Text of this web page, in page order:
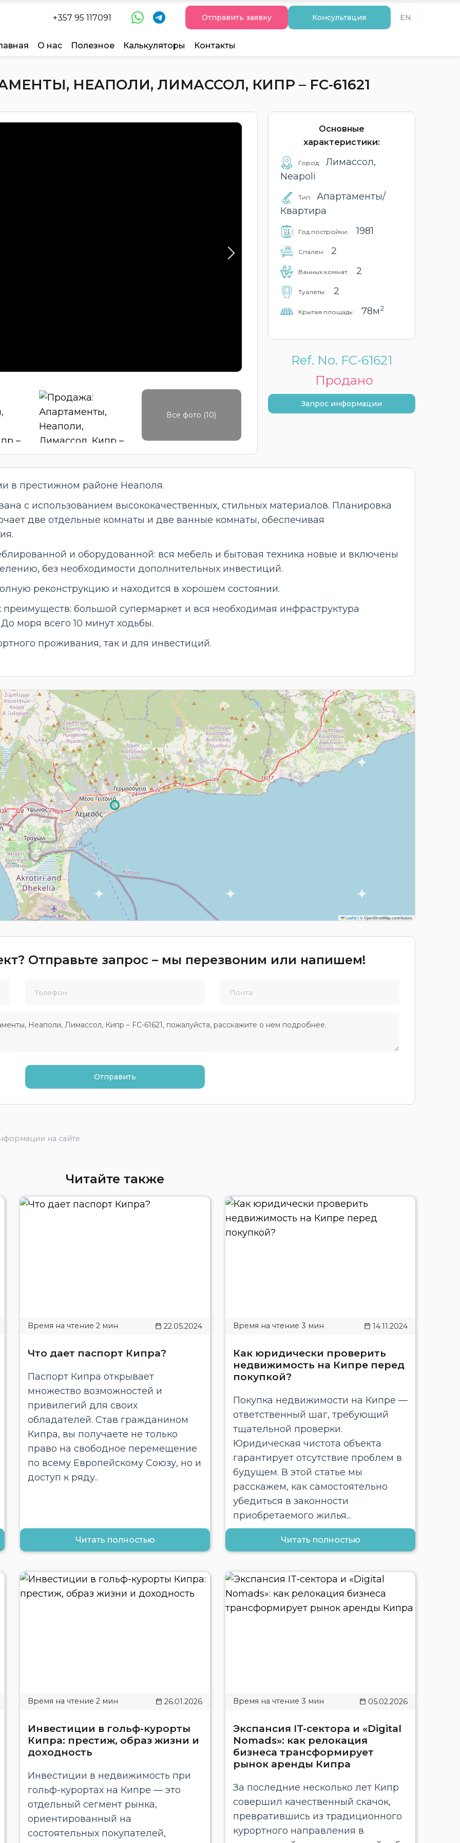
+357 95 117091 Отправить заявку Консультация EN
О нас Полезное Калькуляторы Контакты
НЕАПОЛИ, ЛИМАССОЛ, КИПР – FC-61621
Все фото (10)
Основные
характеристики:
Город:
Лимассол,
Neapoli
Тип:
Апартаменты/
Квартира
Год постройки: 1981
Cпален: 2
Ванных комнат: 2
Туалеты: 2
Крытая площадь: 78м2
Ref. No. FC-61621
Продано
Запрос информации
в престижном районе Неаполя.
с использованием высококачественных, стильных материалов. Планировка
две отдельные комнаты и две ванные комнаты, обеспечивая
и оборудованной: вся мебель и бытовая техника новые и включены
без необходимости дополнительных инвестиций.
реконструкцию и находится в хорошем состоянии.
большой супермаркет и вся необходимая инфраструктура
моря всего 10 минут ходьбы.
проживания, так и для инвестиций.
Leaflet|© OpenStreetMap contributors
Отправьте запрос – мы перезвоним или напишем!
на сайте
Читайте также
22.05.2024
Что дает паспорт Кипра?
Паспорт Кипра открывает
множество возможностей и
привилегий для своих
обладателей. Став гражданином
Кипра, вы получаете не только
право на свободное перемещение
по всему Европейскому Союзу, но и
доступ к ряду..
Читать полностью
14.11.2024
Как юридически проверить
недвижимость на Кипре перед
покупкой?
Покупка недвижимости на Кипре —
ответственный шаг, требующий
тщательной проверки.
Юридическая чистота объекта
гарантирует отсутствие проблем в
будущем. В этой статье мы
расскажем, как самостоятельно
убедиться в законности
приобретаемого жилья...
Читать полностью
26.01.2026
Инвестиции в гольф-курорты
Кипра: престиж, образ жизни и
доходность
Инвестиции в недвижимость при
гольф-курортах на Кипре — это
отдельный сегмент рынка,
ориентированный на
состоятельных покупателей,
05.02.2026
Экспансия IT-сектора и «Digital
Nomads»: как релокация
бизнеса трансформирует
рынок аренды Кипра
За последние несколько лет Кипр
совершил качественный скачок,
превратившись из традиционного
курортного направления в